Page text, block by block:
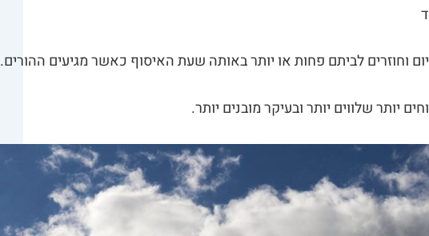
וחוזרים לביתם פחות או יותר באותה שעת האיסוף כאשר מגיעים ההורים.
יותר שלווים יותר ובעיקר מובנים יותר.